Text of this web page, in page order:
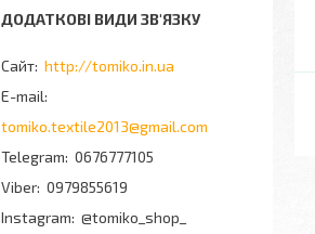
http://tomiko.in.ua
tomiko.textile2013@gmail.com
0676777105
0979855619
Instagram @tomiko_shop_